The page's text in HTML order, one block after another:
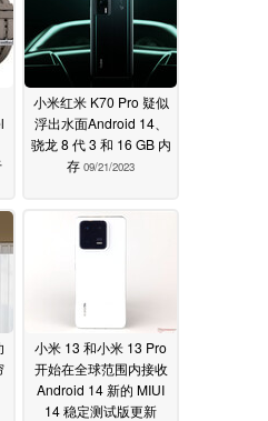
小米红米 K70 Pro 疑似
浮出水面Android 14、
骁龙 8 代 3 和 16 GB 内
存 09/21/2023
小米 13 和小米 13 Pro
开始在全球范围内接收
Android 14 新的 MIUI
14 稳定测试版更新